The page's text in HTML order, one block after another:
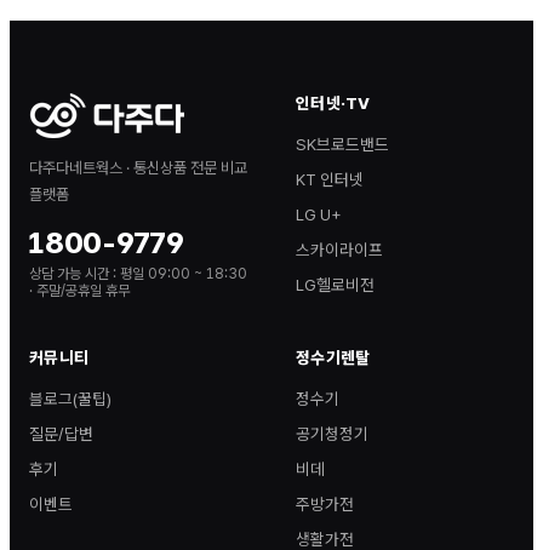
다주다네트웍스 · 통신상품 전문 비교
플랫폼
1800-9779
상담 가능 시간 : 평일 09:00 ~ 18:30
· 주말/공휴일 휴무
인터넷·TV
SK브로드밴드
KT 인터넷
LG U+
스카이라이프
LG헬로비전
커뮤니티
블로그(꿀팁)
질문/답변
후기
이벤트
정수기렌탈
정수기
공기청정기
비데
주방가전
생활가전